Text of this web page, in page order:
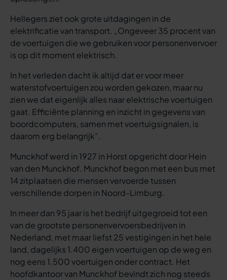
Hellegers ziet ook grote uitdagingen in de
elektrificatie van transport. „Ongeveer 35 procent van
de voertuigen die we gebruiken voor personenvervoer
is op dit moment elektrisch.
In het verleden dacht ik altijd dat er voor meer
waterstofvoertuigen zou worden gekozen, maar nu
zien we dat eigenlijk alles naar elektrische voertuigen
gaat. Efficiënte planning en inzicht in gegevens van
boordcomputers, samen met voertuigsignalen, is
daarom erg belangrijk”.
Munckhof werd in 1927 in Horst opgericht door Hein
van den Munckhof. Munckhof begon met een bus met
14 zitplaatsen die mensen vervoerde tussen
verschillende dorpen in Noord-Limburg.
In meer dan 95 jaar is het bedrijf uitgegroeid tot een
van de grootste personenvervoersbedrijven in
Nederland, met maar liefst 25 vestigingen in het hele
land, dagelijks 1.400 eigen voertuigen op de weg en
nog eens 1.500 voertuigen onder contract. Het
hoofdkantoor van Munckhof bevindt zich nog steeds